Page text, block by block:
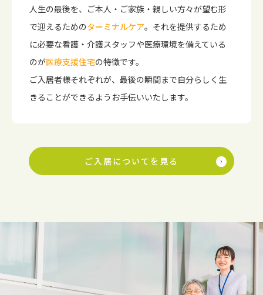
人生の最後を、ご本人・ご家族・親しい方々が望む形
で迎えるためのターミナルケア。それを提供するため
に必要な看護・介護スタッフや医療環境を備えている
のが医療支援住宅の特徴です。
ご入居者様それぞれが、最後の瞬間まで自分らしく生
きることができるようお手伝いいたします。
ご入居についてを見る